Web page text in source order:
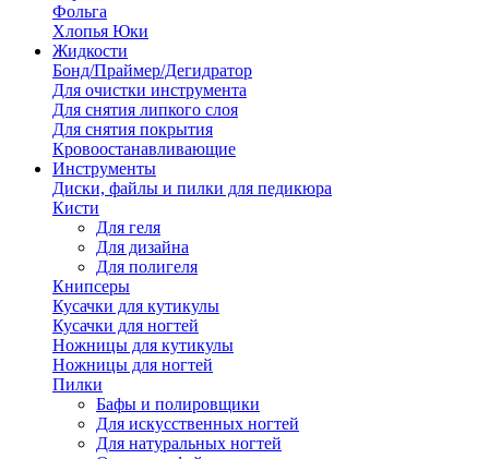
Фольга
Хлопья Юки
Жидкости
Бонд/Праймер/Дегидратор
Для очистки инструмента
Для снятия липкого слоя
Для снятия покрытия
Кровоостанавливающие
Инструменты
Диски, файлы и пилки для педикюра
Кисти
Для геля
Для дизайна
Для полигеля
Книпсеры
Кусачки для кутикулы
Кусачки для ногтей
Ножницы для кутикулы
Ножницы для ногтей
Пилки
Бафы и полировщики
Для искусственных ногтей
Для натуральных ногтей